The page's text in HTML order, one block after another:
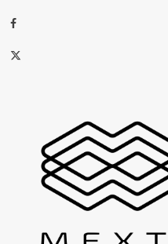
Facebook
X